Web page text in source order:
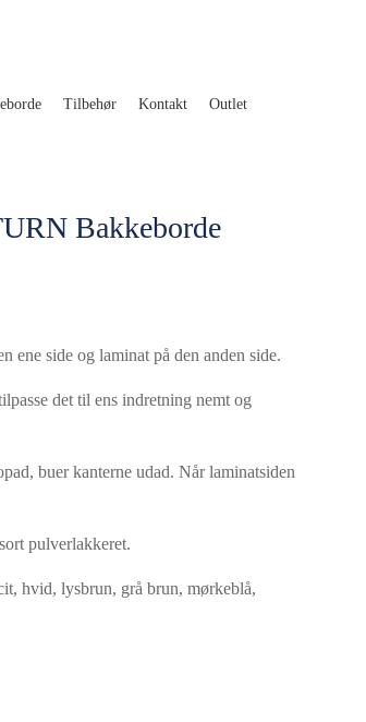
Tilbehør Kontakt Outlet
Bakkeborde
ene side og laminat på den anden side.
det til ens indretning nemt og
buer kanterne udad. Når laminatsiden
pulverlakkeret.
hvid, lysbrun, grå brun, mørkeblå,